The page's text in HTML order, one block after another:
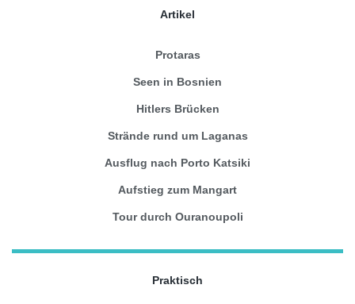
Artikel
Protaras
Seen in Bosnien
Hitlers Brücken
Strände rund um Laganas
Ausflug nach Porto Katsiki
Aufstieg zum Mangart
Tour durch Ouranoupoli
Praktisch